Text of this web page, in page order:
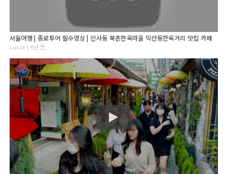
서울여행 | 종로투어 필수영상 | 인사동 북촌한옥마을 익선동한옥거리 맛집 카페
Lucia | 4년 전